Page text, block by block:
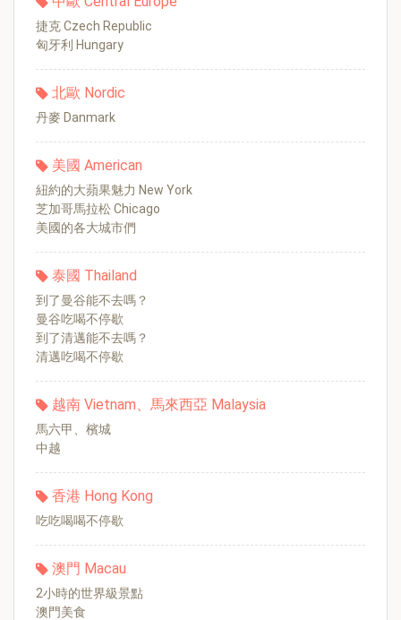
捷克 Czech Republic
匈牙利 Hungary
北歐 Nordic
丹麥 Danmark
美國 American
紐約的大蘋果魅力 New York
芝加哥馬拉松 Chicago
美國的各大城市們
泰國 Thailand
到了曼谷能不去嗎？
曼谷吃喝不停歇
到了清邁能不去嗎？
清邁吃喝不停歇
越南 Vietnam、馬來西亞 Malaysia
馬六甲、檳城
中越
香港 Hong Kong
吃吃喝喝不停歇
澳門 Macau
2小時的世界級景點
澳門美食